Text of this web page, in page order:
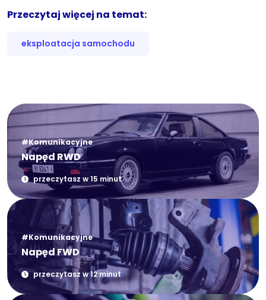
Przeczytaj więcej na temat:
eksploatacja samochodu
#Komunikacyjne
Napęd RWD
przeczytasz w 15 minut
#Komunikacyjne
Napęd FWD
przeczytasz w 12 minut